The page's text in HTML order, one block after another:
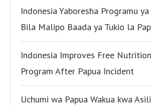
Indonesia Yaboresha Programu
Bila Malipo Baada ya Tukio la
Indonesia Improves Free
Program After Papua Incident
Uchumi wa Papua Wakua kwa